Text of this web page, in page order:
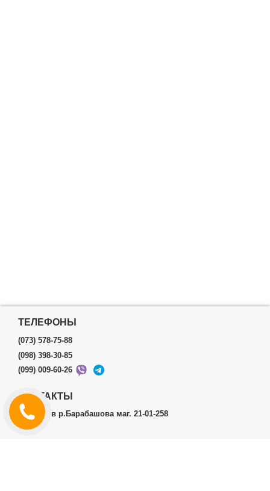
ТЕЛЕФОНЫ
(073) 578-75-88
(098) 398-30-85
(099) 009-60-26
КОНТАКТЫ
г.Харьков р.Барабашова маг. 21-01-258